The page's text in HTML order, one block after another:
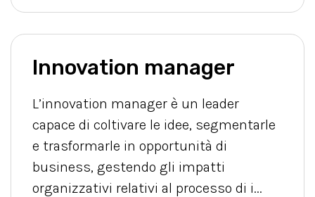
Innovation manager
L’innovation manager è un leader
capace di coltivare le idee, segmentarle
e trasformarle in opportunità di
business, gestendo gli impatti
organizzativi relativi al processo di i...